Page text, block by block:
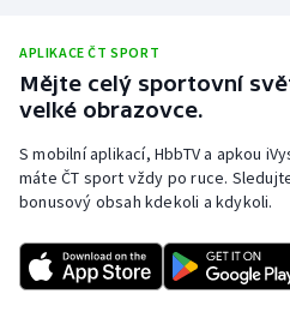
Plážový volejbal
Ragby
Rychlobruslení
Short track
APLIKACE ČT SPORT
Mějte celý sportovní
velké obrazovce.
S mobilní aplikací, HbbTV a apkou
máte ČT sport vždy po ruce.
bonusový obsah kdekoli a kdykoli.